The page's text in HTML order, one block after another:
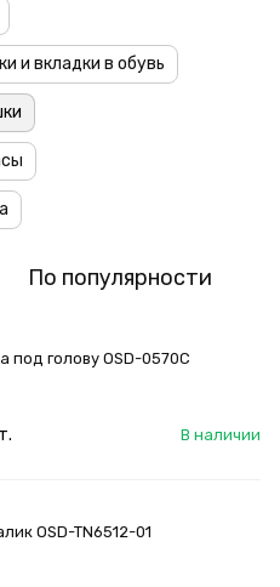
и вкладки в обувь
По популярности
голову OSD-0570C
В наличии
OSD-TN6512-01